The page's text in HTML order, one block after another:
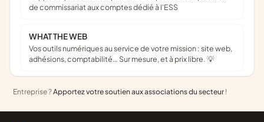
de commissariat aux comptes dédié à l'ESS
WHAT THE WEB
Vos outils numériques au service de votre mission : site web,
adhésions, comptabilité… Sur mesure, et à prix libre. 💡
Entreprise ?Apportez votre soutien aux associations du secteur !